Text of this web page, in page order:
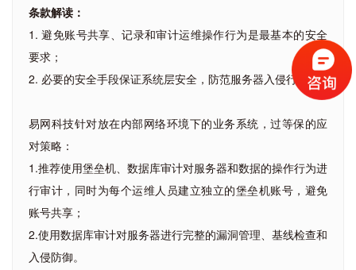
条款解读：
1. 避免账号共享、记录和审计运维操作行为是最基本的安全
要求；
2. 必要的安全手段保证系统层安全，防范服务器入侵行为。
易网科技针对放在内部网络环境下的业务系统，过等保的应
对策略：
1.推荐使用堡垒机、数据库审计对服务器和数据的操作行为进
行审计，同时为每个运维人员建立独立的堡垒机账号，避免
账号共享；
2.使用数据库审计对服务器进行完整的漏洞管理、基线检查和
入侵防御。